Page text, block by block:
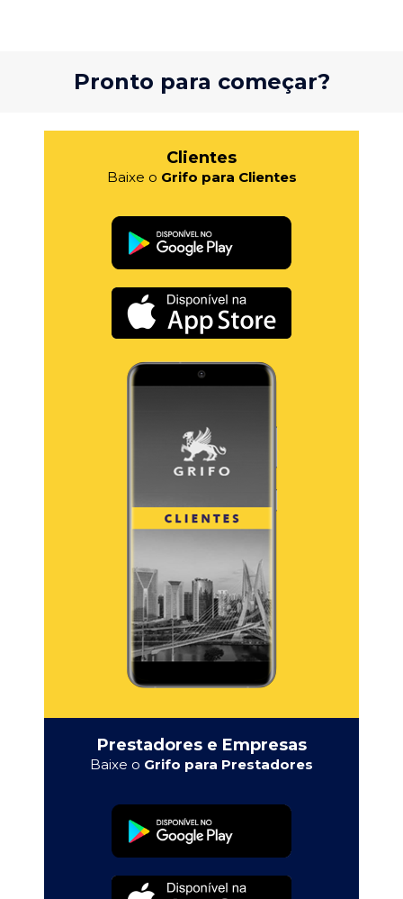
Pronto para começar?
Clientes
Baixe o Grifo para Clientes
Prestadores e Empresas
Baixe o Grifo para Prestadores